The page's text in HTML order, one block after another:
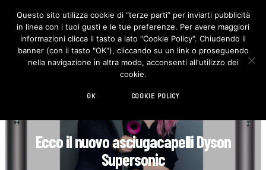
F
c
e
b
o
I
n
s
t
Ecco il nuovo asciugacapelli Dyson
Supersonic
Questo sito utilizza cookie di “terze parti” per inviarti pubblicità
in linea con i tuoi gusti e le tue preferenze. Per avere maggiori
informazioni clicca il tasto a lato "Cookie Policy". Chiudendo il
banner (con il tasto "OK"), cliccando su un link o proseguendo
nella navigazione in altra modo, acconsenti all'utilizzo dei
cookie.
OK COOKIE POLICY